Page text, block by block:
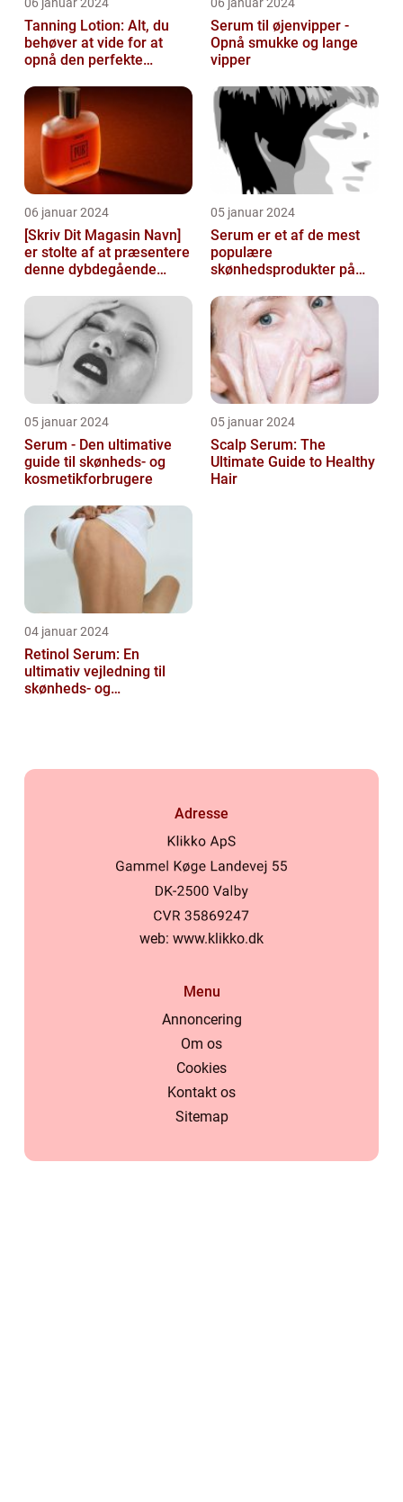
Tanning Lotion: Alt, du
behøver at vide for at
opnå den perfekte
Serum til øjenvipper -
Opnå smukke og lange
vipper
06 januar 2024
[Skriv Dit Magasin Navn]
er stolte af at præsentere
denne dybdegående
05 januar 2024
Serum er et af de mest
populære
skønhedsprodukter på
ansigt er en vigtig de...
05 januar 2024
Serum - Den ultimative
guide til skønheds- og
kosmetikforbrugere
05 januar 2024
Scalp Serum: The
Ultimate Guide to Healthy
Hair
04 januar 2024
Retinol Serum: En
ultimativ vejledning til
skønheds- og
Adresse
web: www.klikko.dk
Menu
Annoncering
Om os
Cookies
Kontakt os
Sitemap